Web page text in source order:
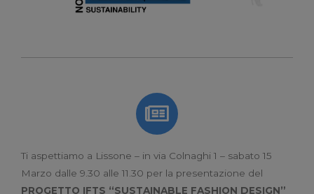
Ti aspettiamo a Lissone – in via Colnaghi 1 – sabato 15
Marzo dalle 9.30 alle 11.30 per la presentazione del
PROGETTO IFTS “SUSTAINABLE FASHION DESIGN”